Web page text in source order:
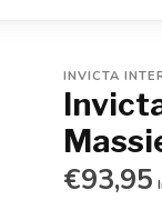
INVICTA
€93,95